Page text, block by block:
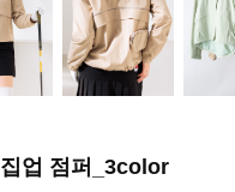
업 점퍼_3color